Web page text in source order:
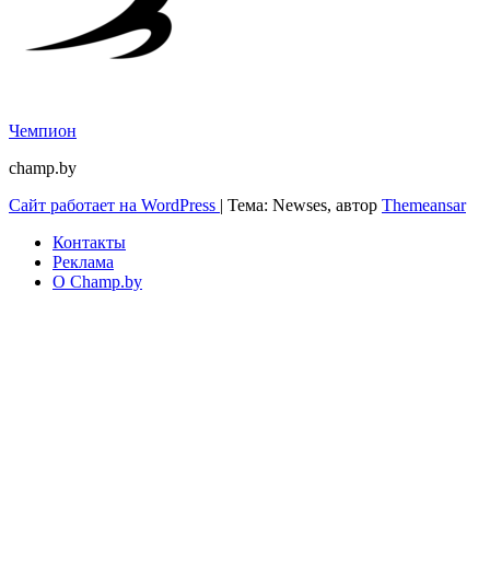
Чемпион
champ.by
Сайт работает на WordPress | Тема: Newses, автор Themeansar
Контакты
Реклама
О Champ.by